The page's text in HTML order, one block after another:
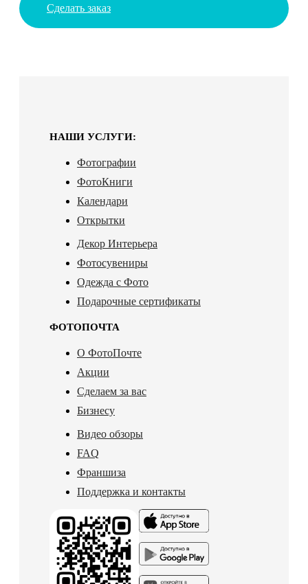
Сделать заказ
НАШИ УСЛУГИ:
Фотографии
ФотоКниги
Календари
Открытки
Декор Интерьера
Фотосувениры
Одежда с Фото
Подарочные сертификаты
ФОТОПОЧТА
О ФотоПочте
Акции
Сделаем за вас
Бизнесу
Видео обзоры
FAQ
Франшиза
Поддержка и контакты